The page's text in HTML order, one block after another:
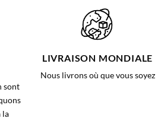
sont
la
LIVRAISON MONDIALE
Nous livrons où que vous soyez